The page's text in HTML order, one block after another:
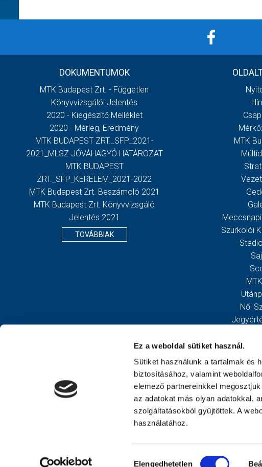
Ez a weboldal sütiket használ.
Sütiket használunk a tartalmak és
biztosításához, valamint
elemező partnereinkkel
az adatokat más olyan adatokkal,
szolgáltatásokból gyűjtöttek. A
használatához.
Elengedhetetlen
DOKUMENTUMOK
MTK Budapest Zrt. - Független
Könyvvizsgálói Jelentés
2020 - Kiegészítő Melléklet
2020 - Mérleg, Eredmény
MTK BUDAPEST ZRT._SFP_2021-
2021_MLSZ JÓVÁHAGYÓ HATÁROZAT
MTK BUDAPEST
ZRT._SFP_KERELEM_2021-2022
MTK Budapest Zrt. Beszámoló 2021
MTK Budapest Zrt. Könyvvizsgáló
Jelentés 2021
TOVÁBBIAK
MTK
Szurkolói
Női